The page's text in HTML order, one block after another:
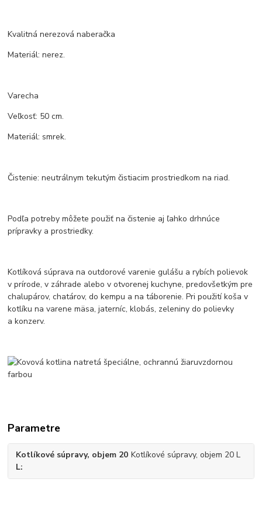
Kvalitná nerezová naberačka
Materiál: nerez.
Varecha
Veľkosť: 50 cm.
Materiál: smrek.
Čistenie: neutrálnym tekutým čistiacim prostriedkom na riad.
Podľa potreby môžete použiť na čistenie aj ľahko drhnúce
prípravky a prostriedky.
Kotlíková súprava na outdorové varenie gulášu a rybích polievok
v prírode, v záhrade alebo v otvorenej kuchyne, predovšetkým pre
chalupárov, chatárov, do kempu a na táborenie. Pri použití koša v
kotlíku na varene mäsa, jaterníc, klobás, zeleniny do polievky
a konzerv.
Parametre
Kotlíkové súpravy, objem 20
L
Kotlíkové súpravy, objem 20 L